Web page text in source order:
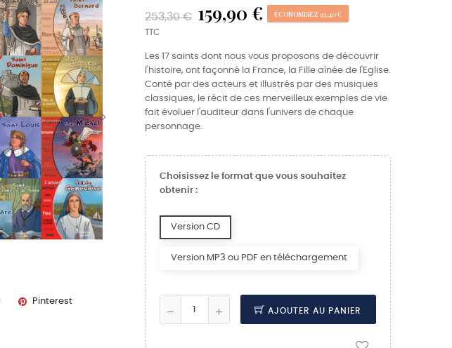
Pinterest
253,30 € 159,90 € ÉCONOMISEZ 93,40 €
TTC
Les 17 saints dont nous vous proposons de découvrir
l'histoire, ont façonné la France, la Fille aînée de l'Eglise.
Conté par des acteurs et illustrés par des musiques
classiques, le récit de ces merveilleux exemples de vie
fait évoluer l'auditeur dans l'univers de chaque
personnage.
Choisissez le format que vous souhaitez
obtenir :
Version CD
Version MP3 ou PDF en téléchargement
AJOUTER AU PANIER